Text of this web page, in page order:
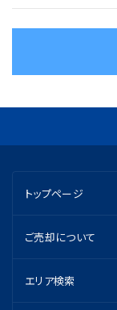
トップページ
ご売却について
エリア検索